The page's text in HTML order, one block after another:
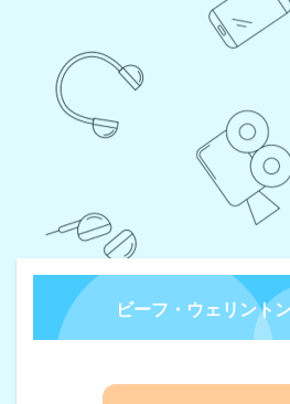
ビーフ・ウェリント